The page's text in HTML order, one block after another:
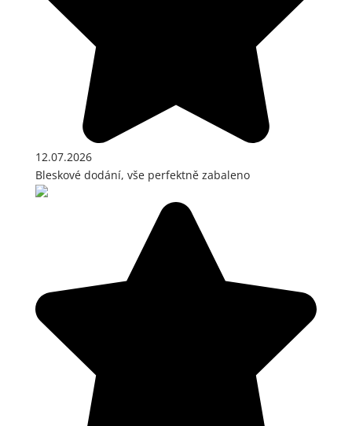
12.07.2026
Bleskové dodání, vše perfektně zabaleno